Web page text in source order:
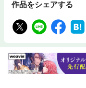
作品をシェアする